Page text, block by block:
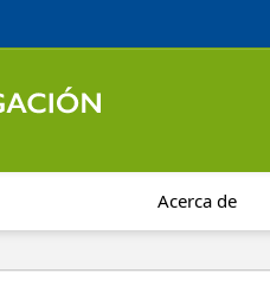
Acerca de